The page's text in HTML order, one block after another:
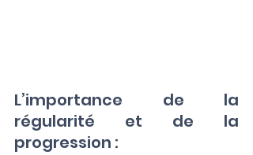
L’importance de la
régularité et de la
progression :